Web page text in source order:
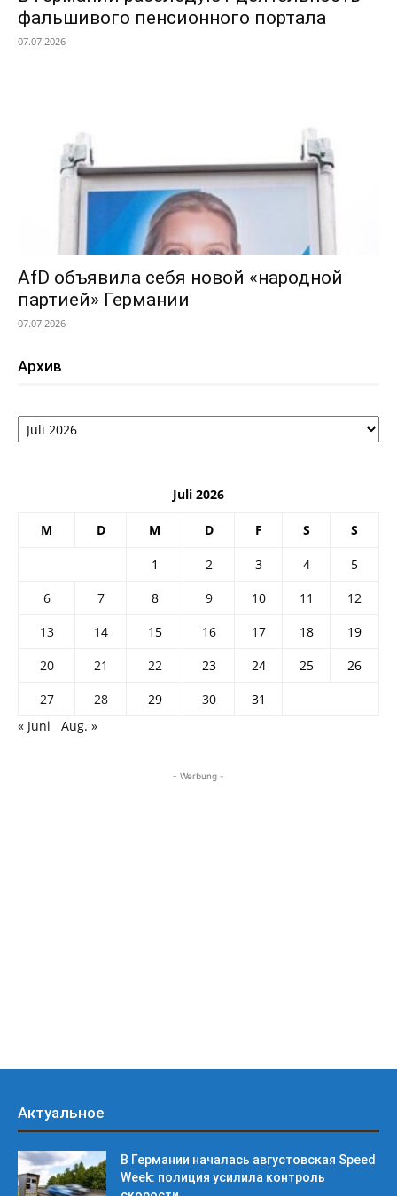
фальшивого пенсионного портала
07.07.2026
AfD объявила себя новой «народной
партией» Германии
07.07.2026
Архив
Архив
Juli 2026
M D M D F S S
1 2 3 4
5
6
7 8 9 10 11
12
13
14 15 16 17 18
19
20
21 22 23 24 25
26
27
28 29 30
31
« Juni
Aug. »
- Werbung -
Актуальное
В Германии началась августовская Speed
Week: полиция усилила контроль